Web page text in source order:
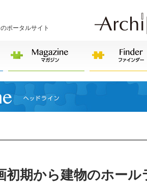
ポータルサイト
初期から建物のホー